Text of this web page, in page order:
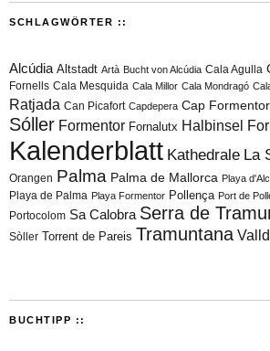
SCHLAGWÖRTER ::
Alcúdia Altstadt Artà Bucht von Alcúdia Cala Agulla
Fornells Cala Mesquida Cala Millor Cala Mondragó
Ratjada Can Picafort Capdepera Cap Formentor
Sóller Formentor Fornalutx Halbinsel
Kalenderblatt Kathedrale La
Orangen Palma Palma de Mallorca Playa
Playa de Palma Playa Formentor Pollença Port de
Portocolom Sa Calobra Serra de
Sòller Torrent de Pareis Tramuntana
BUCHTIPP ::